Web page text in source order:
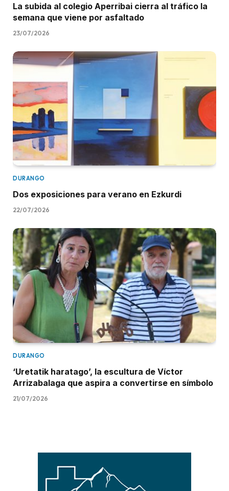
La subida al colegio Aperribai cierra al tráfico la
semana que viene por asfaltado
23/07/2026
DURANGO
Dos exposiciones para verano en Ezkurdi
22/07/2026
DURANGO
‘Uretatik haratago’, la escultura de Víctor
Arrizabalaga que aspira a convertirse en símbolo
21/07/2026